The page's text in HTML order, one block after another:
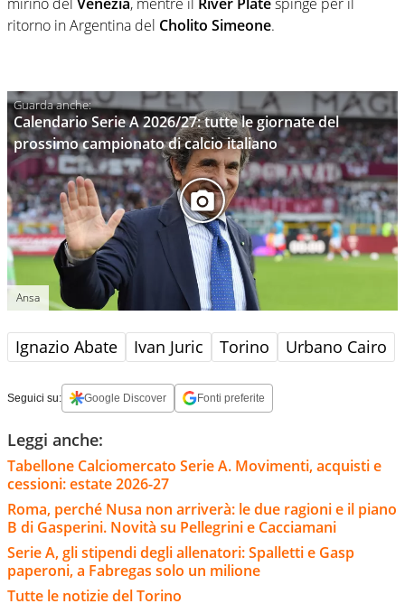
ritorno in Argentina del Cholito Simeone.
Calendario Serie A 2026/27: tutte le giornate del
prossimo campionato di calcio italiano
Ansa
Ignazio Abate Ivan Juric Torino Urbano Cairo
Seguici su: Google Discover Fonti preferite
Leggi anche:
Tabellone Calciomercato Serie A. Movimenti, acquisti e
cessioni: estate 2026-27
Roma, perché Nusa non arriverà: le due ragioni e il piano
B di Gasperini. Novità su Pellegrini e Cacciamani
Serie A, gli stipendi degli allenatori: Spalletti e Gasp
paperoni, a Fabregas solo un milione
Tutte le notizie del Torino